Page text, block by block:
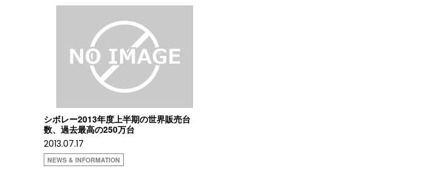
シボレー2013年度上半期の世界販売台
数、過去最高の250万台
2013.07.17
NEWS & INFORMATION